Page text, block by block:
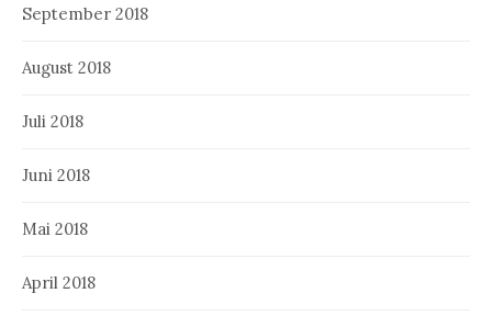
September 2018
August 2018
Juli 2018
Juni 2018
Mai 2018
April 2018